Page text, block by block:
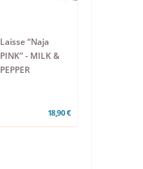
Laisse “Naja
PINK” - MILK &
PEPPER
18,90 €